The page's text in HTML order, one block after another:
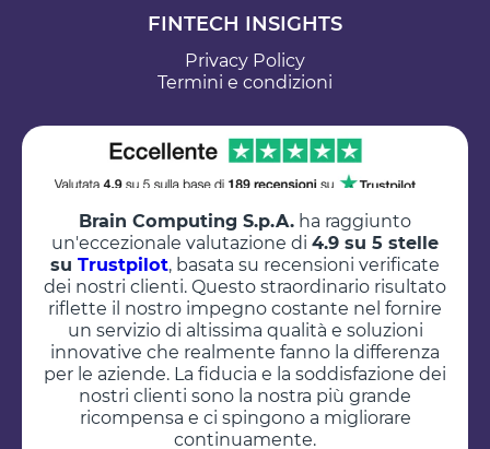
FINTECH INSIGHTS
Privacy Policy
Termini e condizioni
Brain Computing S.p.A. ha raggiunto
un'eccezionale valutazione di 4.9 su 5 stelle
su Trustpilot, basata su recensioni verificate
dei nostri clienti. Questo straordinario risultato
riflette il nostro impegno costante nel fornire
un servizio di altissima qualità e soluzioni
innovative che realmente fanno la differenza
per le aziende. La fiducia e la soddisfazione dei
nostri clienti sono la nostra più grande
ricompensa e ci spingono a migliorare
continuamente.